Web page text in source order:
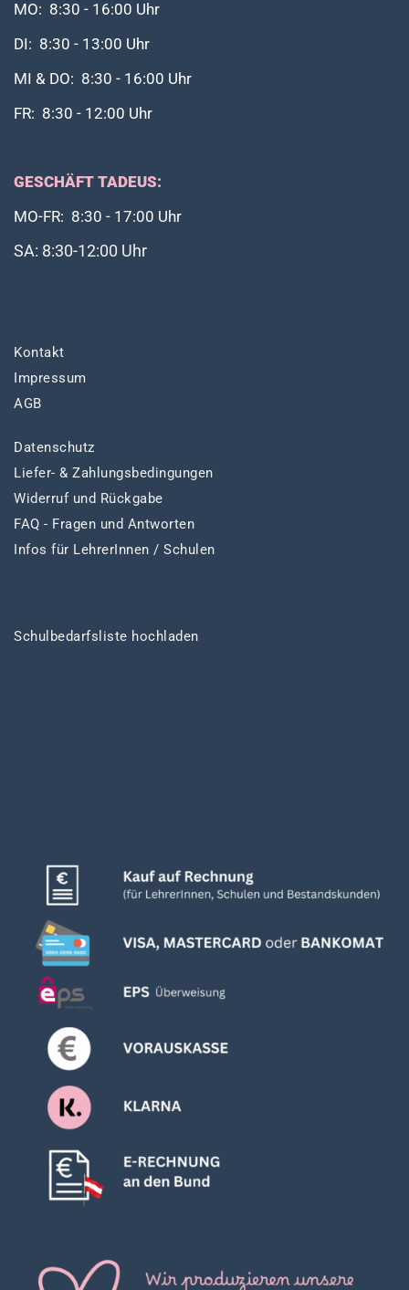
MO: 8:30 - 16:00 Uhr
DI: 8:30 - 13:00 Uhr
MI & DO: 8:30 - 16:00 Uhr
FR: 8:30 - 12:00 Uhr
GESCHÄFT TADEUS:
MO-FR: 8:30 - 17:00 Uhr
SA: 8:30-12:00 Uhr
Kontakt
Impressum
AGB
Datenschutz
Liefer- & Zahlungsbedingungen
Widerruf und Rückgabe
FAQ - Fragen und Antworten
Infos für LehrerInnen / Schulen
Schulbedarfsliste hochladen